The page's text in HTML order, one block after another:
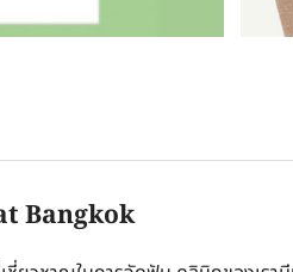
Bangkok